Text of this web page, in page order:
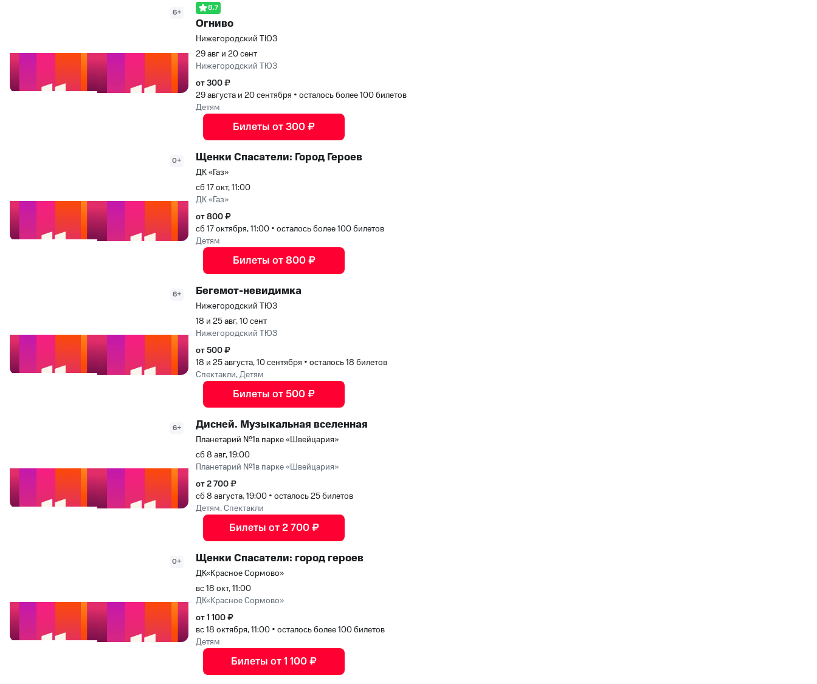
6+ 8.7
Огниво
Нижегородский ТЮЗ
29 авг и 20 сент
Нижегородский ТЮЗ
от 300 ₽
29 августа и 20 сентября • осталось более 100 билетов
Детям
Билеты от 300 ₽
0+ Щенки Спасатели: Город Героев
ДК «Газ»
сб 17 окт, 11:00
ДК «Газ»
от 800 ₽
сб 17 октября, 11:00 • осталось более 100 билетов
Детям
Билеты от 800 ₽
6+ Бегемот-невидимка
Нижегородский ТЮЗ
18 и 25 авг, 10 сент
Нижегородский ТЮЗ
от 500 ₽
18 и 25 августа, 10 сентября • осталось 18 билетов
Спектакли, Детям
Билеты от 500 ₽
6+ Дисней. Музыкальная вселенная
Планетарий №1в парке «Швейцария»
сб 8 авг, 19:00
Планетарий №1в парке «Швейцария»
от 2 700 ₽
сб 8 августа, 19:00 • осталось 25 билетов
Детям, Спектакли
Билеты от 2 700 ₽
0+ Щенки Спасатели: город героев
ДК«Красное Сормово»
вс 18 окт, 11:00
ДК«Красное Сормово»
от 1 100 ₽
вс 18 октября, 11:00 • осталось более 100 билетов
Детям
Билеты от 1 100 ₽